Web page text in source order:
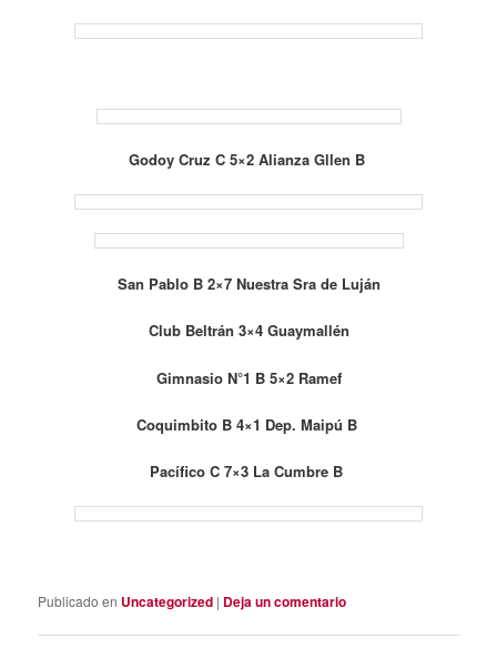
Godoy Cruz C 5×2 Alianza Gllen B
San Pablo B 2×7 Nuestra Sra de Luján
Club Beltrán 3×4 Guaymallén
Gimnasio N°1 B 5×2 Ramef
Coquimbito B 4×1 Dep. Maipú B
Pacífico C 7×3 La Cumbre B
Publicado en Uncategorized | Deja un comentario